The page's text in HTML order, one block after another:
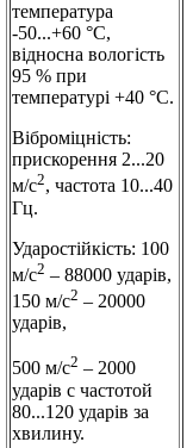
температура
-50...+60 °С,
відносна вологість
95 % при
температурі +40 °С.
Віброміцність:
прискорення 2...20
м/с2, частота 10...40
Гц.
Ударостійкість: 100
м/с2 – 88000 ударів,
150 м/с2 – 20000
ударів,
500 м/с2 – 2000
ударів с частотой
80...120 ударів за
хвилину.